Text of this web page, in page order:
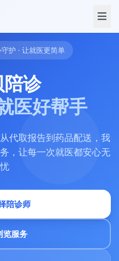
护 · 让就医更简单
诊
医好帮手
代取报告到药品配送，我
，让每一次就医都安心无
忧
陪诊师
览服务